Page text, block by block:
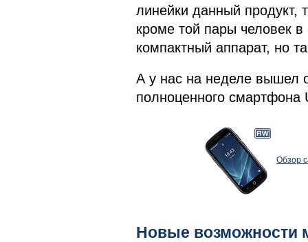
линейки данный продукт,
кроме той пары человек в
компактный аппарат, но
А у нас на неделе вышел
полноценного смартфона
Обзор
Новые возможности